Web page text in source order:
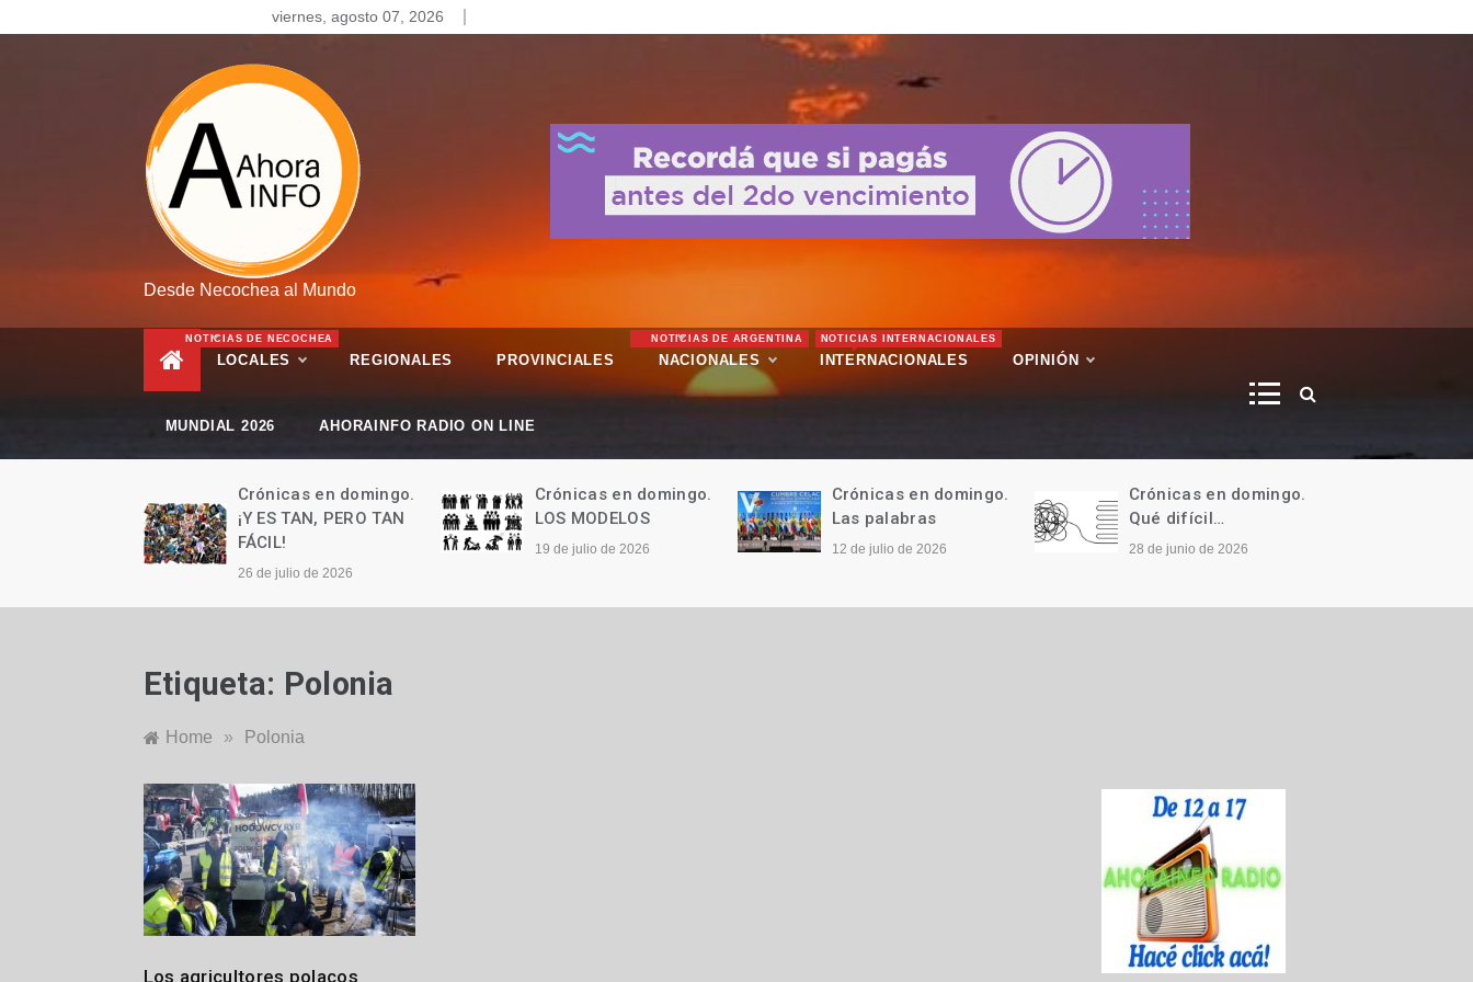
to
viernes, agosto 07, 2026
Desde Necochea al Mundo
LOCALES
NOTICIAS DE NECOCHEA
REGIONALES PROVINCIALES NACIONALES
NOTICIAS DE ARGENTINA
INTERNACIONALES
NOTICIAS INTERNACIONALES
OPINIÓN
MUNDIAL 2026 AHORAINFO RADIO ON LINE
Crónicas en domingo.
¡Y ES TAN, PERO TAN
FÁCIL!
26 de julio de 2026
Crónicas en domingo.
LOS MODELOS
19 de julio de 2026
Crónicas en domingo.
Las palabras
12 de julio de 2026
Crónicas en domingo.
Qué difícil…
28 de junio de 2026
Etiqueta: Polonia
Home » Polonia
ILos agricultores polacos